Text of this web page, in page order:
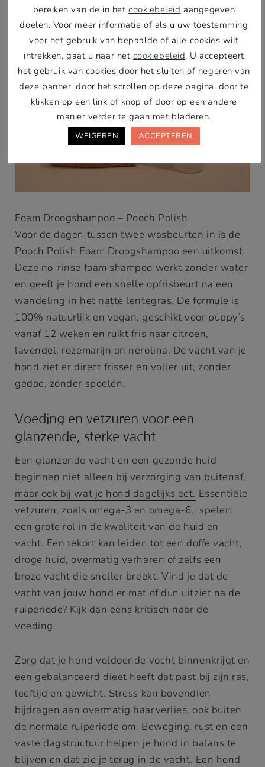
Foam Droogshampoo – Pooch Polish
Voor de dagen tussen twee wasbeurten in is de
Pooch Polish Foam Droogshampoo een uitkomst.
Deze no-rinse foam shampoo werkt zonder water
en geeft je hond een snelle opfrisbeurt na een
wandeling in het natte lentegras. De formule is
100% natuurlijk en vegan, geschikt voor puppy’s
vanaf 12 weken en ruikt fris naar citroen,
lavendel, rozemarijn en nerolina. De vacht van je
hond ziet er direct frisser en voller uit, zonder
gedoe, zonder spoelen.
Voeding en vetzuren voor een
glanzende, sterke vacht
Een glanzende vacht en een gezonde huid
beginnen niet alleen bij verzorging van buitenaf,
maar ook bij wat je hond dagelijks eet. Essentiële
vetzuren, zoals omega-3 en omega-6, spelen
een grote rol in de kwaliteit van de huid en
vacht. Een tekort kan leiden tot een doffe vacht,
droge huid, overmatig verharen of zelfs een
broze vacht die sneller breekt. Vind je dat de
vacht van jouw hond er mat of dun uitziet na de
ruiperiode? Kijk dan eens kritisch naar de
voeding.
Zorg dat je hond voldoende vocht binnenkrijgt en
een gebalanceerd dieet heeft dat past bij zijn ras,
leeftijd en gewicht. Stress kan bovendien
bijdragen aan overmatig haarverlies, ook buiten
de normale ruiperiode om. Beweging, rust en een
vaste dagstructuur helpen je hond in balans te
blijven en dat zie je terug in de vacht. Een hond
bereiken van de in het cookiebeleid aangegeven
doelen. Voor meer informatie of als u uw toestemming
voor het gebruik van bepaalde of alle cookies wilt
intrekken, gaat u naar het cookiebeleid. U accepteert
het gebruik van cookies door het sluiten of negeren van
deze banner, door het scrollen op deze pagina, door te
klikken op een link of knop of door op een andere
manier verder te gaan met bladeren.
WEIGEREN ACCEPTEREN